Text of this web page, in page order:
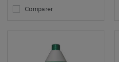
Comparer